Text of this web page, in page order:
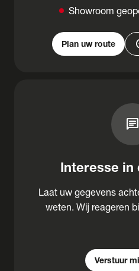
Showroom
Plan uw route
chat
Interesse in
Laat uw gegevens
weten. Wij reageren
Verstuur